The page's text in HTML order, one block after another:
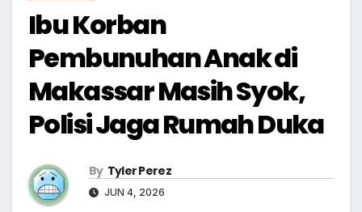
Ibu Korban
Pembunuhan Anak di
Makassar Masih Syok,
Polisi Jaga Rumah Duka
By Tyler Perez
JUN 4, 2026